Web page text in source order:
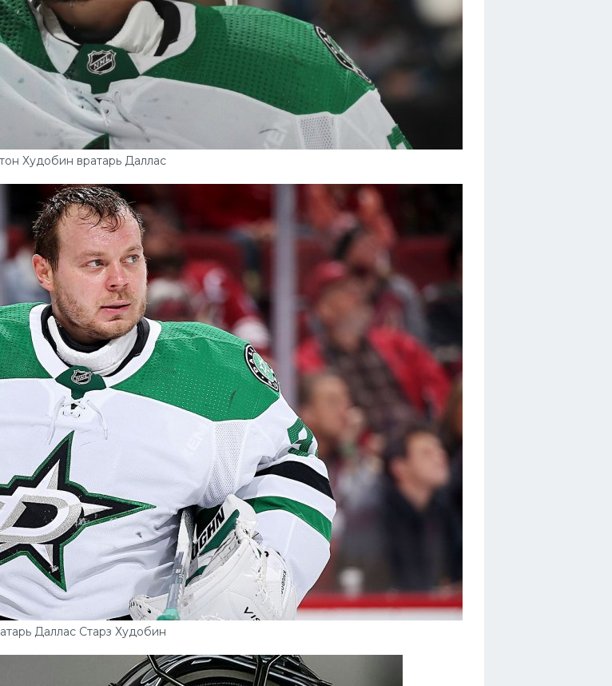
Худобин вратарь Даллас
Даллас Старз Худобин